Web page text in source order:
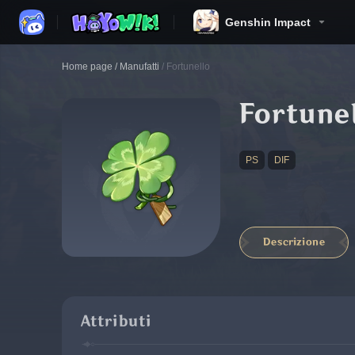
Genshin Impact
Home page / Manufatti / Fortunello
PS DIF
Descrizione
Attributi